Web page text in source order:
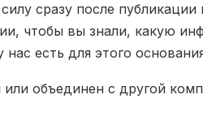
сразу после
чтобы вы знали, какую
есть для этого
или объединен с другой